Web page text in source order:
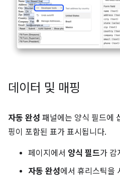
데이터 및 매핑
자동 완성 패널에는 양식 필드에
핑이 포함된 표가 표시됩니다.
페이지에서 양식 필드가 감
자동 완성에서 휴리스틱을